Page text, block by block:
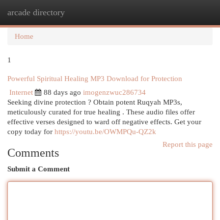
arcade directory
Home
1
Powerful Spiritual Healing MP3 Download for Protection
Internet
88 days ago imogenzwuc286734
Seeking divine protection ? Obtain potent Ruqyah MP3s,
meticulously curated for true healing . These audio files offer
effective verses designed to ward off negative effects. Get your
copy today for https://youtu.be/OWMPQu-QZ2k
Report this page
Comments
Submit a Comment